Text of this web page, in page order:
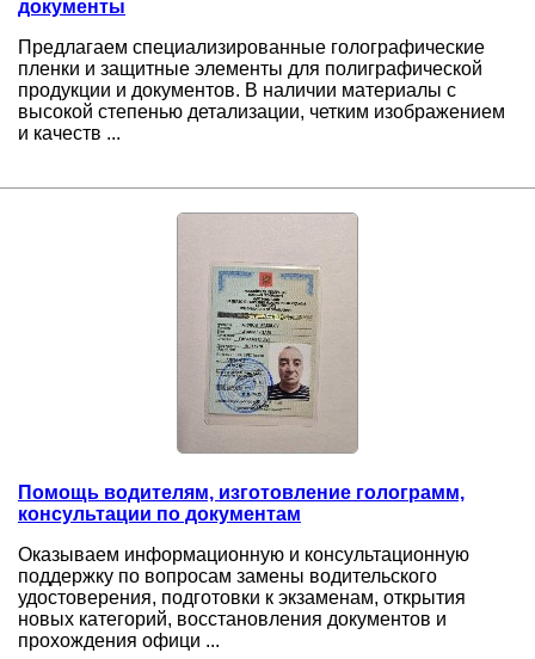
документы
Предлагаем специализированные голографические
пленки и защитные элементы для полиграфической
продукции и документов. В наличии материалы с
высокой степенью детализации, четким изображением
и качеств ...
Помощь водителям, изготовление голограмм,
консультации по документам
Оказываем информационную и консультационную
поддержку по вопросам замены водительского
удостоверения, подготовки к экзаменам, открытия
новых категорий, восстановления документов и
прохождения офици ...